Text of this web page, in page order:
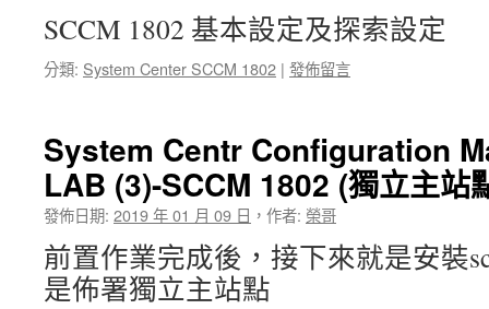
SCCM 1802 基本設定及探索設定
分類: System Center SCCM 1802 | 發佈留言
System Centr Configuration
LAB (3)-SCCM 1802 (獨立主站
發佈日期: 2019 年 01 月 09 日 ， 作者: 榮哥
前置作業完成後，接下來就是安裝
是佈署獨立主站點